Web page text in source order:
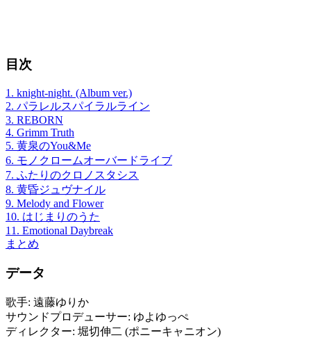
目次
1. knight-night. (Album ver.)
2. パラレルスパイラルライン
3. REBORN
4. Grimm Truth
5. 黄泉のYou&Me
6. モノクロームオーバードライブ
7. ふたりのクロノスタシス
8. 黄昏ジュヴナイル
9. Melody and Flower
10. はじまりのうた
11. Emotional Daybreak
まとめ
データ
歌手: 遠藤ゆりか
サウンドプロデューサー: ゆよゆっぺ
ディレクター: 堀切伸二 (ポニーキャニオン)